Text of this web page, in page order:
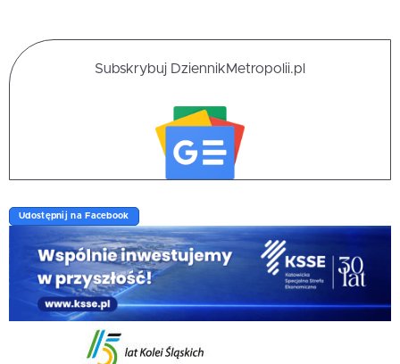
Subskrybuj DziennikMetropolii.pl
Udostępnij na Facebook